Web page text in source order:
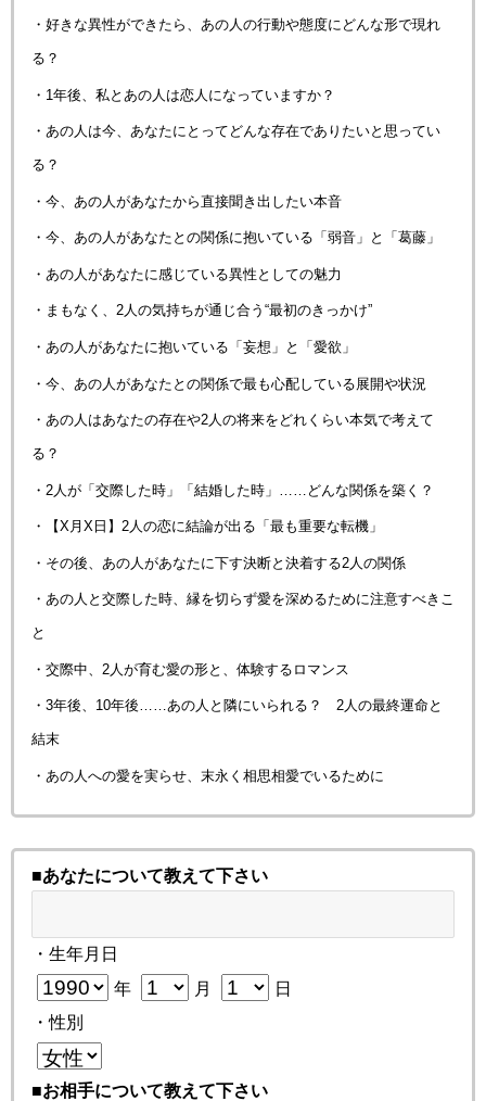
・好きな異性ができたら、あの人の行動や態度にどんな形で現れ
る？
・1年後、私とあの人は恋人になっていますか？
・あの人は今、あなたにとってどんな存在でありたいと思ってい
る？
・今、あの人があなたから直接聞き出したい本音
・今、あの人があなたとの関係に抱いている「弱音」と「葛藤」
・あの人があなたに感じている異性としての魅力
・まもなく、2人の気持ちが通じ合う“最初のきっかけ”
・あの人があなたに抱いている「妄想」と「愛欲」
・今、あの人があなたとの関係で最も心配している展開や状況
・あの人はあなたの存在や2人の将来をどれくらい本気で考えて
る？
・2人が「交際した時」「結婚した時」……どんな関係を築く？
・【X月X日】2人の恋に結論が出る「最も重要な転機」
・その後、あの人があなたに下す決断と決着する2人の関係
・あの人と交際した時、縁を切らず愛を深めるために注意すべきこ
と
・交際中、2人が育む愛の形と、体験するロマンス
・3年後、10年後……あの人と隣にいられる？ 2人の最終運命と
結末
・あの人への愛を実らせ、末永く相思相愛でいるために
■あなたについて教えて下さい
・生年月日
年 月
日
・性別
■お相手について教えて下さい